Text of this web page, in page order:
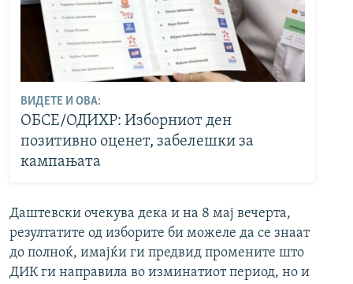
ВИДЕТЕ И ОВА:
ОБСЕ/ОДИХР: Изборниот ден
позитивно оценет, забелешки за
кампањата
Даштевски очекува дека и на 8 мај вечерта,
резултатите од изборите би можеле да се знаат
до полноќ, имајќи ги предвид промените што
ДИК ги направила во изминатиот период, но и